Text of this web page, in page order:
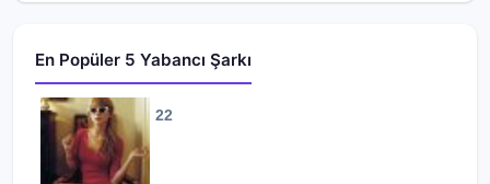
En Popüler 5 Yabancı Şarkı
22